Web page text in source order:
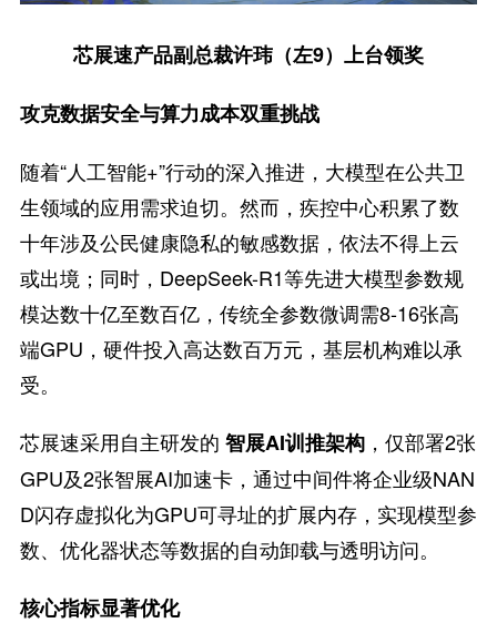
芯展速产品副总裁许玮（左9）上台领奖
攻克数据安全与算力成本双重挑战
随着“人工智能+”行动的深入推进，大模型在公共卫
生领域的应用需求迫切。然而，疾控中心积累了数
十年涉及公民健康隐私的敏感数据，依法不得上云
或出境；同时，DeepSeek-R1等先进大模型参数规
模达数十亿至数百亿，传统全参数微调需8-16张高
端GPU，硬件投入高达数百万元，基层机构难以承
受。
芯展速采用自主研发的 智展AI训推架构，仅部署2张
GPU及2张智展AI加速卡，通过中间件将企业级NAN
D闪存虚拟化为GPU可寻址的扩展内存，实现模型参
数、优化器状态等数据的自动卸载与透明访问。
核心指标显著优化